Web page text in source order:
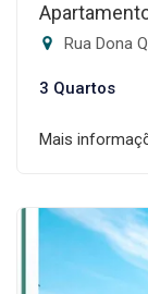
Rua Dona
3 Quartos
Mais